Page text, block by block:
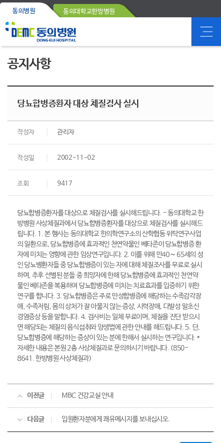
동의병원 동의대학교한방병원
공지사항
당뇨합병증환자 대상 체질검사 실시
작성자 관리자
작성일 2002-11-02
조회 9417
당뇨합병증환자를 대상으로 체질검사를 실시해드립니다. - 동의대학교 한
방병원 사상체질과에서 당뇨합병증환자를 대상으로 체질검사를 실시해드
립니다. 1. 본 행사는 동의대학교 한의학연구소의 산학협동 위탁연구사업
의 일환으로, 당뇨합병증에 효과적인 천연약물인 베타존이 당뇨합병증 환
자에 미치는 영향에 관한 임상연구입니다. 2. 이를 위해 만40∼ 65세의 성
인 당뇨병환자들 중 당뇨합병증이 있는 자에 대해 체질조사를 무료로 실시
하며, 추후 선별된 분들 중 희망자에 한해 당뇨합병증에 효과적인 천연약
물인 베타존을 복용하여 당뇨합병증에 미치는 치료효과를 입증하기 위한
연구를 합니다. 3. 당뇨합병증은 주로 만성합병증에 해당하는 수족감각장
애, 수족저림, 몸의 상처가 잘 아물지 않는 증상, 시력장애, 다발성 말초신
경염증상 등을 말합니다. 4. 검사비는 일체 무료이며, 체질을 진단 받으시
면 해당되는 체질의 음식섭취와 양생법에 관한 안내를 해드립니다. 5. 단,
당뇨합병증에 해당하는 증상이 있는 분에 한해서 실시하는 연구입니다. *
자세한 내용은 본원 2층 사상체질과로 문의하시기 바랍니다. (850-
8641. 한방병원 사상체질과)
이전글 MBC 건강교실 안내
다음글 입원환자분에게 쾌유메시지를 보내십시오.